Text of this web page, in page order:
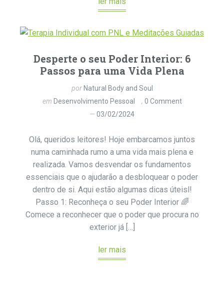
Desperte o seu Poder Interior: 6
Passos para uma Vida Plena
por Natural Body and Soul
em Desenvolvimento Pessoal
0 Comment
03/02/2024
Olá, queridos leitores! Hoje embarcamos juntos
numa caminhada rumo a uma vida mais plena e
realizada. Vamos desvendar os fundamentos
essenciais que o ajudarão a desbloquear o poder
dentro de si. Aqui estão algumas dicas úteisl!
Passo 1: Reconheça o seu Poder Interior 🌈
Comece a reconhecer que o poder que procura no
exterior já […]
ler mais